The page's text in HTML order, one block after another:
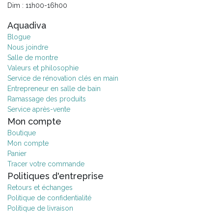
Dim : 11h00-16h00
Aquadiva
Blogue
Nous joindre
Salle de montre
Valeurs et philosophie
Service de rénovation clés en main
Entrepreneur en salle de bain
Ramassage des produits
Service après-vente
Mon compte
Boutique
Mon compte
Panier
Tracer votre commande
Politiques d'entreprise
Retours et échanges
Politique de confidentialité
Politique de livraison